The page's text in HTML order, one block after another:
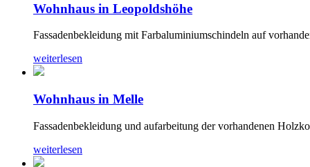
Wohnhaus in Leopoldshöhe
Fassadenbekleidung mit Farbaluminiumschindeln auf
weiterlesen
Wohnhaus in Melle
Fassadenbekleidung und aufarbeitung der vorhandenen
weiterlesen